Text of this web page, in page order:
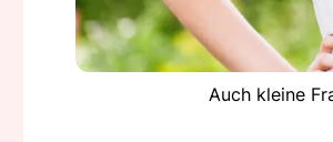
Auch kleine